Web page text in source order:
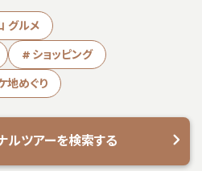
グルメ
ショッピング
地めぐり
ルツアーを検索する